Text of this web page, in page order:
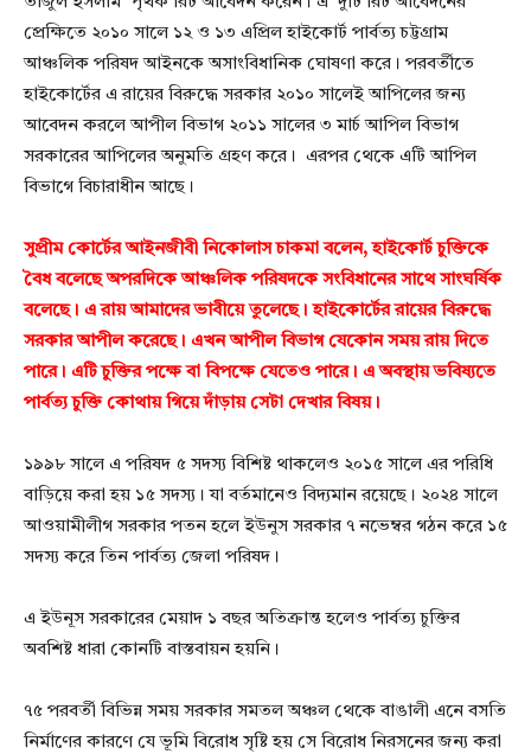
প্রেক্ষিতে ২০১০ সালে ১২ ও ১৩ এপ্রিল হাইকোর্ট পার্বত্য চট্টগ্রাম
আঞ্চলিক পরিষদ আইনকে অসাংবিধানিক ঘোষণা করে। পরবর্তীতে
হাইকোর্টের এ রায়ের বিরুদ্ধে সরকার ২০১০ সালেই আপিলের জন্য
আবেদন করলে আপীল বিভাগ ২০১১ সালের ৩ মার্চ আপিল বিভাগ
সরকারের আপিলের অনুমতি গ্রহণ করে। এরপর থেকে এটি আপিল
বিভাগে বিচারাধীন আছে।
সুপ্রীম কোর্টের আইনজীবী নিকোলাস চাকমা বলেন, হাইকোর্ট চুক্তিকে
বৈধ বলেছে অপরদিকে আঞ্চলিক পরিষদকে সংবিধানের সাথে সাংঘর্ষিক
বলেছে। এ রায় আমাদের ভাবীয়ে তুলেছে। হাইকোর্টের রায়ের বিরুদ্ধে
সরকার আপীল করেছে। এখন আপীল বিভাগ যেকোন সময় রায় দিতে
পারে। এটি চুক্তির পক্ষে বা বিপক্ষে যেতেও পারে। এ অবস্থায় ভবিষ্যতে
পার্বত্য চুক্তি কোথায় গিয়ে দাঁড়ায় সেটা দেখার বিষয়।
১৯৯৮ সালে এ পরিষদ ৫ সদস্য বিশিষ্ট থাকলেও ২০১৫ সালে এর পরিধি
বাড়িয়ে করা হয় ১৫ সদস্য। যা বর্তমানেও বিদ্যমান রয়েছে। ২০২৪ সালে
আওয়ামীলীগ সরকার পতন হলে ইউনুস সরকার ৭ নভেম্বর গঠন করে ১৫
সদস্য করে তিন পার্বত্য জেলা পরিষদ।
এ ইউনূস সরকারের মেয়াদ ১ বছর অতিক্রান্ত হলেও পার্বত্য চুক্তির
অবশিষ্ট ধারা কোনটি বাস্তবায়ন হয়নি।
৭৫ পরবর্তী বিভিন্ন সময় সরকার সমতল অঞ্চল থেকে বাঙালী এনে বসতি
নির্মাণের কারণে যে ভূমি বিরোধ সৃষ্টি হয় সে বিরোধ নিরসনের জন্য করা